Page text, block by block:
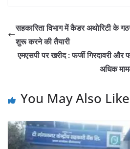
सहकारिता विभाग में कैडर अथोरिटी के
शुरू करने की तैयारी
एमएसपी पर खरीद : फर्जी गिरदावरी
अधिक
You May Also Like